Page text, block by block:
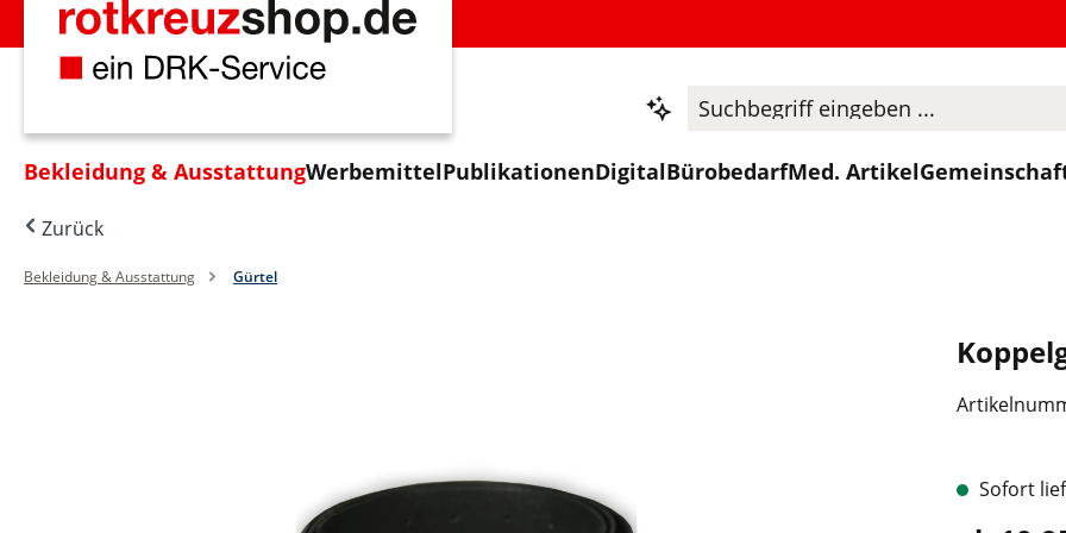
Hauptinhalt springen
Zur Suche springen
Zur Hauptnavigation springen
Bekleidung & AusstattungWerbemittelPublikationenDigitalBürobedarfMed. Artikel
Zurück
Bekleidung & Ausstattung Gürtel
Sofort